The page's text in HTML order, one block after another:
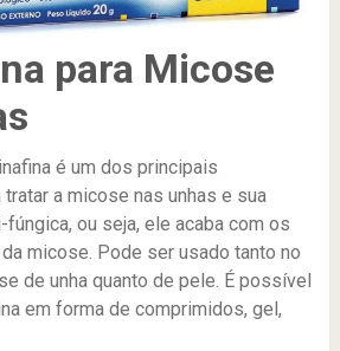
para Micose
é um dos principais
a micose nas unhas e sua
ou seja, ele acaba com os
micose. Pode ser usado tanto no
de unha quanto de pele. É possível
em forma de comprimidos, gel,